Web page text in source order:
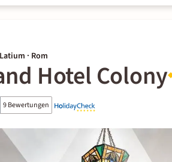
· Rom
Hotel Colony
9 Bewertungen